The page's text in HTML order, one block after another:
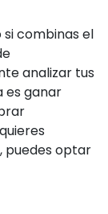
combinas el
analizar tus
es ganar
puedes optar